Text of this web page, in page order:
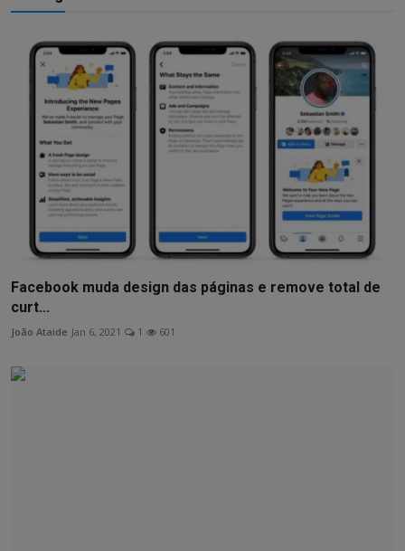
Facebook muda design das páginas e remove total de
curt...
João Ataide Jan 6, 2021 1 601